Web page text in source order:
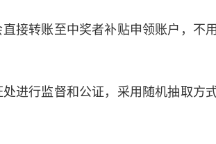
接转账至中奖者补贴申领账户，不
进行监督和公证，采用随机抽取方